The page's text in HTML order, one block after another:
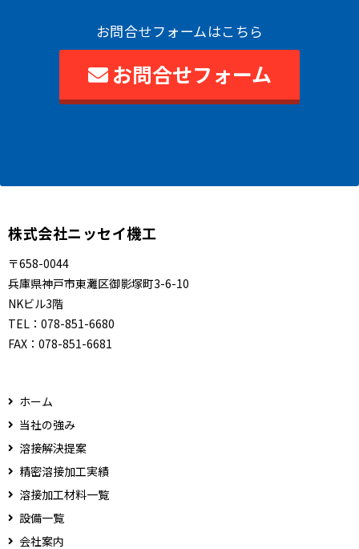
お問合せフォームはこちら
お問合せフォーム
株式会社ニッセイ機工
〒658-0044
兵庫県神戸市東灘区御影塚町3-6-10
NKビル3階
TEL： 078-851-6680
FAX： 078-851-6681
ホーム
当社の強み
溶接解決提案
精密溶接加工実績
溶接加工材料一覧
設備一覧
会社案内